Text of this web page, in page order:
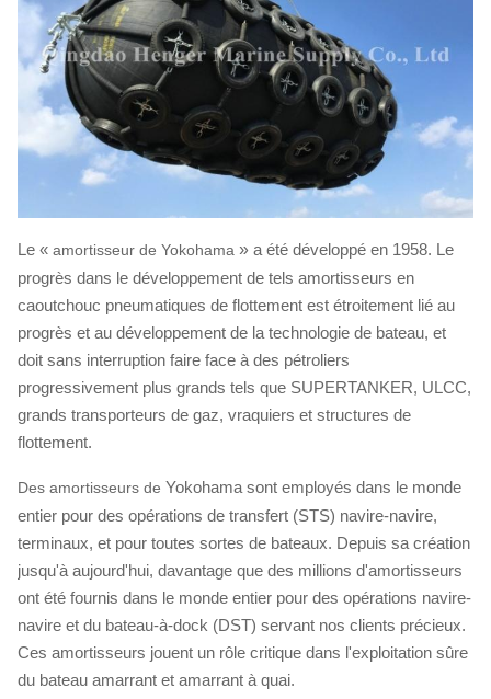
Le « amortisseur de Yokohama » a été développé en 1958. Le
progrès dans le développement de tels amortisseurs en
caoutchouc pneumatiques de flottement est étroitement lié au
progrès et au développement de la technologie de bateau, et
doit sans interruption faire face à des pétroliers
progressivement plus grands tels que SUPERTANKER, ULCC,
grands transporteurs de gaz, vraquiers et structures de
flottement.
Des amortisseurs de Yokohama sont employés dans le monde
entier pour des opérations de transfert (STS) navire-navire,
terminaux, et pour toutes sortes de bateaux. Depuis sa création
jusqu'à aujourd'hui, davantage que des millions d'amortisseurs
ont été fournis dans le monde entier pour des opérations navire-
navire et du bateau-à-dock (DST) servant nos clients précieux.
Ces amortisseurs jouent un rôle critique dans l'exploitation sûre
du bateau amarrant et amarrant à quai.